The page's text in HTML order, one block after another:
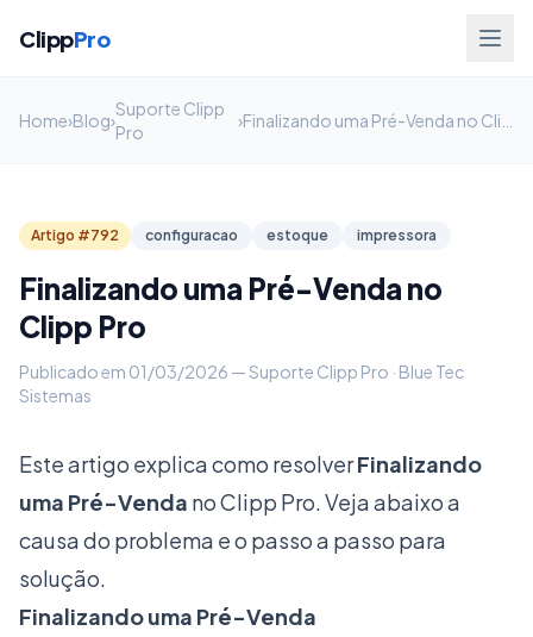
ClippPro
Home›Blog›
Suporte Clipp
Pro
›
Artigo #792 configuracao estoque impressora
Finalizando uma Pré-Venda no
Clipp Pro
Publicado em 01/03/2026 — Suporte Clipp Pro · Blue Tec
Sistemas
Este artigo explica como resolverFinalizando
uma Pré-Venda no Clipp Pro. Veja abaixo a
causa do problema e o passo a passo para
solução.
Finalizando uma Pré-Venda